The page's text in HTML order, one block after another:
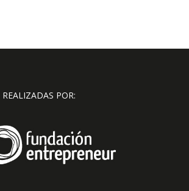
POR: